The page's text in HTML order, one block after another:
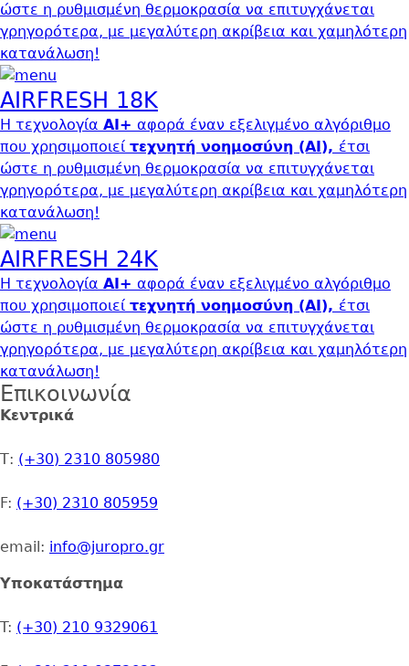
ώστε η ρυθμισμένη θερμοκρασία να επιτυγχάνεται
γρηγορότερα, µε μεγαλύτερη ακρίβεια και χαμηλότερη
κατανάλωση!
AIRFRESH 18K
Η τεχνολογία AI+ αφορά έναν εξελιγμένο αλγόριθμο
που χρησιμοποιεί τεχνητή νοημοσύνη (ΑΙ), έτσι
ώστε η ρυθμισμένη θερμοκρασία να επιτυγχάνεται
γρηγορότερα, µε μεγαλύτερη ακρίβεια και χαμηλότερη
κατανάλωση!
AIRFRESH 24K
Η τεχνολογία AI+ αφορά έναν εξελιγμένο αλγόριθμο
που χρησιμοποιεί τεχνητή νοημοσύνη (ΑΙ), έτσι
ώστε η ρυθμισμένη θερμοκρασία να επιτυγχάνεται
γρηγορότερα, µε μεγαλύτερη ακρίβεια και χαμηλότερη
κατανάλωση!
Επικοινωνία
Address
Κεντρικά
Τ: (+30) 2310 805980
F: (+30) 2310 805959
email: info@juropro.gr
Υποκατάστημα
T: (+30) 210 9329061